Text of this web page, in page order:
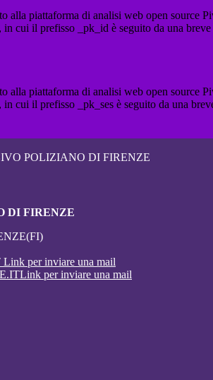
alla piattaforma di analisi web open
cui il prefisso _pk_id è seguito da una
alla piattaforma di analisi web open
cui il prefisso _pk_ses è seguito da una
POLIZIANO DI FIRENZE
DI FIRENZE
Link per inviare una mail
Link per inviare una mail